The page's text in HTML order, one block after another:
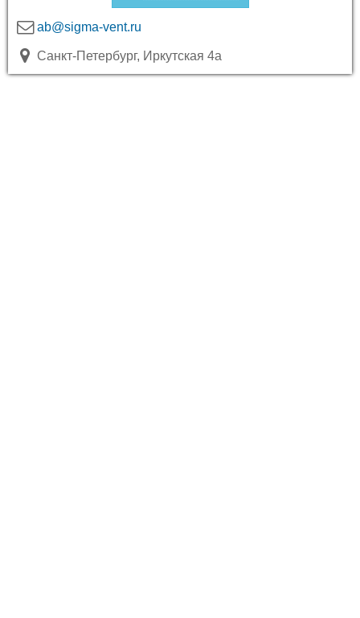
ab@sigma-vent.ru
Санкт-Петербург, Иркутская 4а